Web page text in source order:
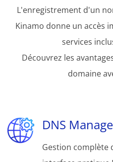
L'enregistrement d'un
Kinamo donne un accès
services
Découvrez les
domaine
DNS
Gestion complète